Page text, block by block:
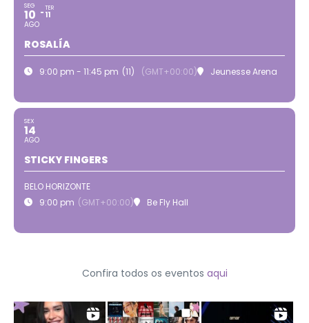
SEG
10
AGO
TER
11
ROSALÍA
9:00 pm - 11:45 pm (11) (GMT+00:00) Jeunesse Arena
SEX
14
AGO
STICKY FINGERS
BELO HORIZONTE
9:00 pm (GMT+00:00) Be Fly Hall
Confira todos os eventos aqui